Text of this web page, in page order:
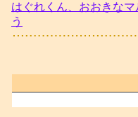
はぐれくん、おおきなマ
う